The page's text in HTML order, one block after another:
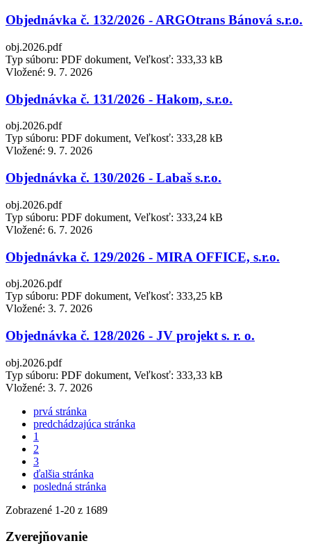
Objednávka č. 132/2026 - ARGOtrans Bánová s.r.o.
obj.2026.pdf
Typ súboru: PDF dokument, Veľkosť: 333,33 kB
Vložené: 9. 7. 2026
Objednávka č. 131/2026 - Hakom, s.r.o.
obj.2026.pdf
Typ súboru: PDF dokument, Veľkosť: 333,28 kB
Vložené: 9. 7. 2026
Objednávka č. 130/2026 - Labaš s.r.o.
obj.2026.pdf
Typ súboru: PDF dokument, Veľkosť: 333,24 kB
Vložené: 6. 7. 2026
Objednávka č. 129/2026 - MIRA OFFICE, s.r.o.
obj.2026.pdf
Typ súboru: PDF dokument, Veľkosť: 333,25 kB
Vložené: 3. 7. 2026
Objednávka č. 128/2026 - JV projekt s. r. o.
obj.2026.pdf
Typ súboru: PDF dokument, Veľkosť: 333,33 kB
Vložené: 3. 7. 2026
prvá stránka
predchádzajúca stránka
1
2
3
ďalšia stránka
posledná stránka
Zobrazené 1-20 z 1689
Zverejňovanie